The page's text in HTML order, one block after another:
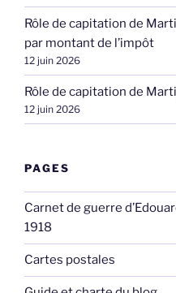
Rôle de capitation de
par montant de l’impôt
12 juin 2026
Rôle de capitation de
12 juin 2026
PAGES
Carnet de guerre
1918
Cartes postales